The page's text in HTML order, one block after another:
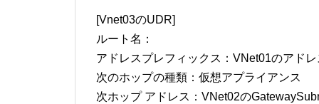
[Vnet03のUDR]
ルート名：
アドレスプレフィックス：VNet01のアド
次のホップの種類：仮想アプライアンス
次ホップ アドレス：VNet02の